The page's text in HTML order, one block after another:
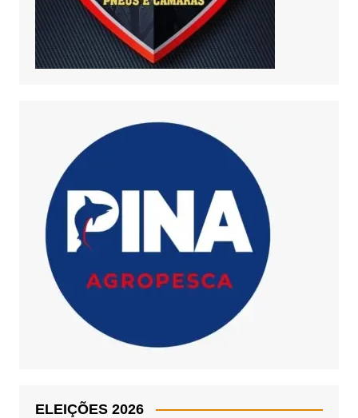
ELEIÇÕES 2026